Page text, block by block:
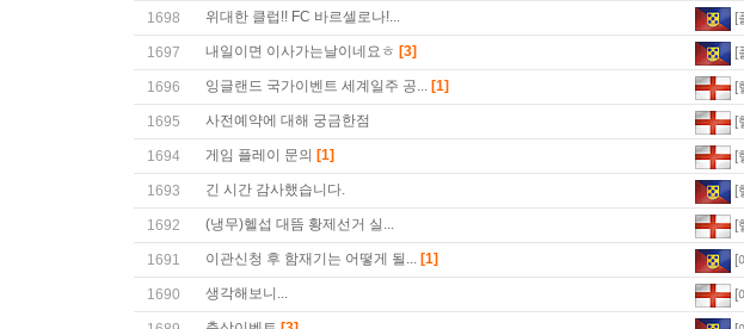
1698 위대한 클럽!! FC 바르셀로나!... [
1697 내일이면 이사가는날이네요ㅎ [3] [
1696 잉글랜드 국가이벤트 세계일주 공... [1] [
1695 사전예약에 대해 궁금한점 [
1694 게임 플레이 문의 [1] [
1693 긴 시간 감사했습니다. [
1692 (냉무)헬섭 대뜸 황제선거 실... [
1691 이관신청 후 함재기는 어떻게 될... [1] [
1690 생각해보니... [